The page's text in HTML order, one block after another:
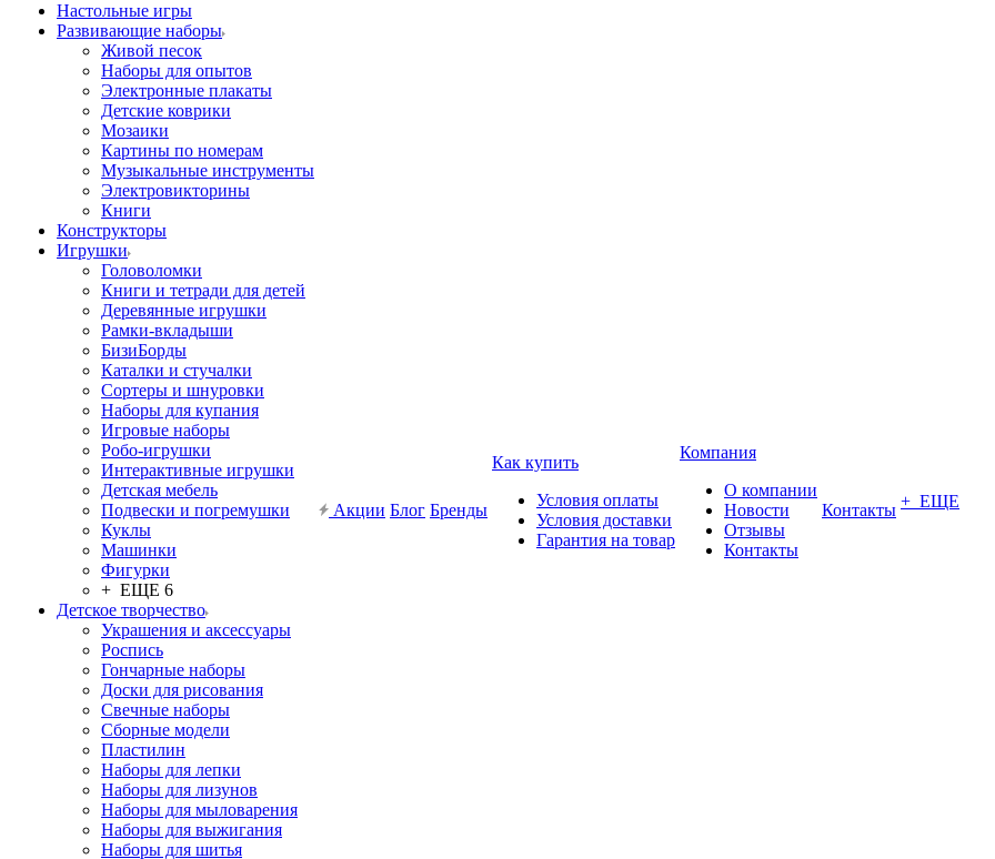
Настольные игры
Развивающие наборы
Живой песок
Наборы для опытов
Электронные плакаты
Детские коврики
Мозаики
Картины по номерам
Музыкальные инструменты
Электровикторины
Книги
Конструкторы
Игрушки
Головоломки
Книги и тетради для детей
Деревянные игрушки
Рамки-вкладыши
БизиБорды
Каталки и стучалки
Сортеры и шнуровки
Наборы для купания
Игровые наборы
Робо-игрушки
Интерактивные игрушки
Детская мебель
Подвески и погремушки
Куклы
Машинки
Фигурки
+ ЕЩЕ 6
Детское творчество
Украшения и аксессуары
Роспись
Гончарные наборы
Доски для рисования
Свечные наборы
Сборные модели
Пластилин
Наборы для лепки
Наборы для лизунов
Наборы для мыловарения
Наборы для выжигания
Наборы для шитья
Акции Блог Бренды
Как купить
Условия оплаты
Условия доставки
Гарантия на товар
Компания
О компании
Новости
Отзывы
Контакты
Контакты + ЕЩЕ